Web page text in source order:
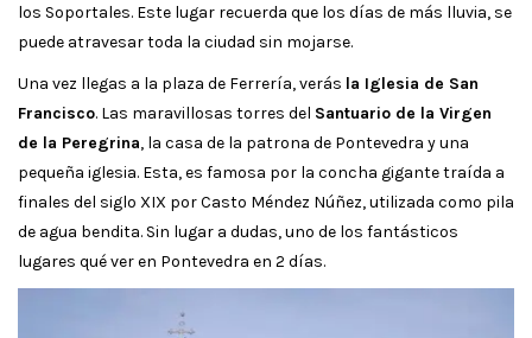
los Soportales. Este lugar recuerda que los días de más lluvia, se
puede atravesar toda la ciudad sin mojarse.
Una vez llegas a la plaza de Ferrería, verás la Iglesia de San
Francisco. Las maravillosas torres del Santuario de la Virgen
de la Peregrina, la casa de la patrona de Pontevedra y una
pequeña iglesia. Esta, es famosa por la concha gigante traída a
finales del siglo XIX por Casto Méndez Núñez, utilizada como pila
de agua bendita. Sin lugar a dudas, uno de los fantásticos
lugares qué ver en Pontevedra en 2 días.